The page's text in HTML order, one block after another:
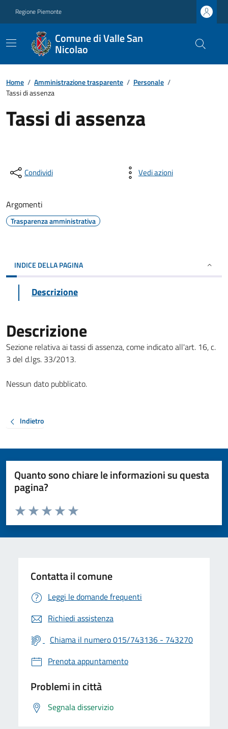
Regione Piemonte
Comune di Valle San
Nicolao
Home / Amministrazione trasparente / Personale /
Tassi di assenza
Tassi di assenza
Condividi Vedi azioni
Argomenti
Trasparenza amministrativa
INDICE DELLA PAGINA
Descrizione
Descrizione
Sezione relativa ai tassi di assenza, come indicato all'art. 16, c.
3 del d.lgs. 33/2013.
Nessun dato pubblicato.
Indietro
Quanto sono chiare le informazioni su questa
pagina?
Valuta da 1 a 5 stelle la pagina
Valuta 5 stelle su 5
Valuta 4 stelle su 5
Valuta 3 stelle su 5
Valuta 2 stelle su 5
Valuta 1 stelle su 5
Contatta il comune
Leggi le domande frequenti
Richiedi assistenza
Chiama il numero 015/743136 - 743270
Prenota appuntamento
Problemi in città
Segnala disservizio